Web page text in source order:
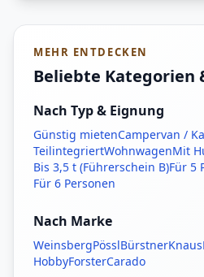
MEHR ENTDECKEN
Beliebte Kategorien
Nach Typ & Eignung
Günstig mietenCampervan /
TeilintegriertWohnwagenMit
Bis 3,5 t (Führerschein B)Für 5
Für 6 Personen
Nach Marke
WeinsbergPösslBürstnerKnaus
HobbyForsterCarado